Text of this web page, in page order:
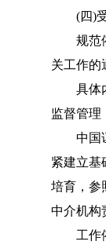
(四)受
规范依
关工作的
具体内
监督管理
中国证
紧建立基
培育，参
中介机构
工作依